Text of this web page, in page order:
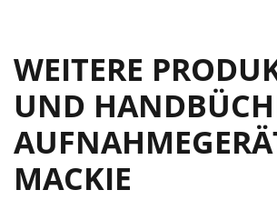
WEITERE
UND
MACKIE